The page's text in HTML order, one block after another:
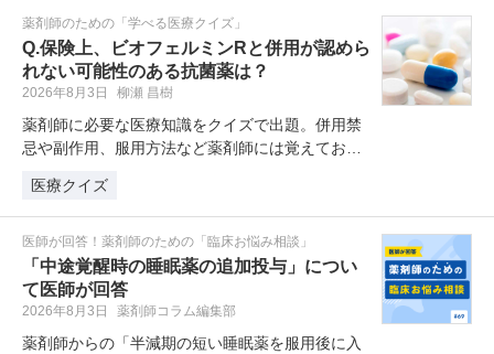
薬剤師のための「学べる医療クイズ」
Q.保険上、ビオフェルミンRと併用が認めら
れない可能性のある抗菌薬は？
2026年8月3日 柳瀬 昌樹
薬剤師に必要な医療知識をクイズで出題。併用禁
忌や副作用、服用方法など薬剤師には覚えておき
医療クイズ
医師が回答！薬剤師のための「臨床お悩み相談」
「中途覚醒時の睡眠薬の追加投与」につい
て医師が回答
2026年8月3日 薬剤師コラム編集部
薬剤師からの「半減期の短い睡眠薬を服用後に入